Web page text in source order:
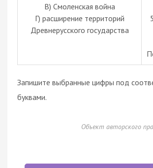
В) Смоленская война
Г) расширение территорий
Древнерусского государства
Запишите выбранные цифры под
буквами.
Объект авторского